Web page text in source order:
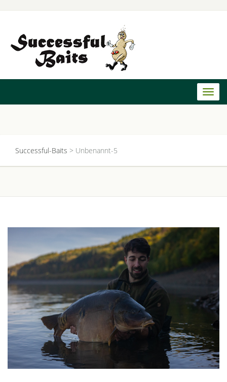
Successful-Baits > Unbenannt-5